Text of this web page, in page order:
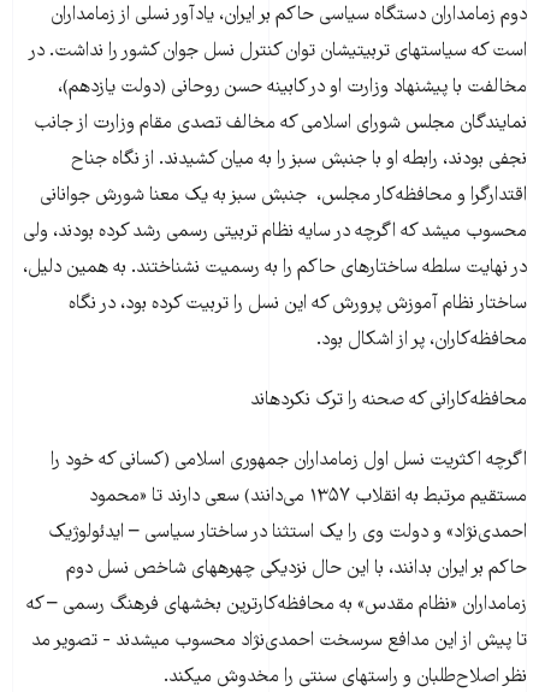
دوم زمامداران دستگاه سیاسی حاکم بر ایران، یادآور نسلی از زمامداران
است که سیاست­های تربیتی­شان توان کنترل نسل جوان کشور را نداشت. در
مخالفت با پیشنهاد وزارت او در کابینه حسن روحانی (دولت یازدهم)،
نمایندگان مجلس شورای اسلامی که مخالف تصدی مقام وزارت از جانب
نجفی بودند، رابطه او با جنبش سبز را به میان کشیدند. از نگاه جناح
اقتدارگرا و محافظه‌کار مجلس، جنبش سبز به یک معنا شورش جوانانی
محسوب می­شد که اگرچه در سایه نظام تربیتی رسمی رشد کرده بودند، ولی
در نهایت سلطه ساختارهای حاکم را به رسمیت نشناختند. به همین دلیل،
ساختار نظام آموزش پرورش که این نسل را تربیت کرده بود، در نگاه
محافظه‌کاران، پر از اشکال بود.
محافظه­‌کارانی که صحنه را ترک نکرده­اند
اگرچه اکثریت نسل اول زمامداران جمهوری اسلامی (کسانی که خود را
مستقیم مرتبط به انقلاب ۱۳۵۷ می‌دانند) سعی دارند تا «محمود
احمدی‌نژاد» و دولت وی را یک استثنا در ساختار سیاسی – ایدئولوژیک
حاکم بر ایران بدانند، با این حال نزدیکی چهره­های شاخص نسل دوم
زمامداران «نظام مقدس» به محافظه‌کارترین بخش­های فرهنگ رسمی – که
تا پیش از این مدافع سرسخت احمدی‌نژاد محسوب می­شدند - تصویر مد
نظر اصلاح‌طلبان و راست­های سنتی را مخدوش می­کند.